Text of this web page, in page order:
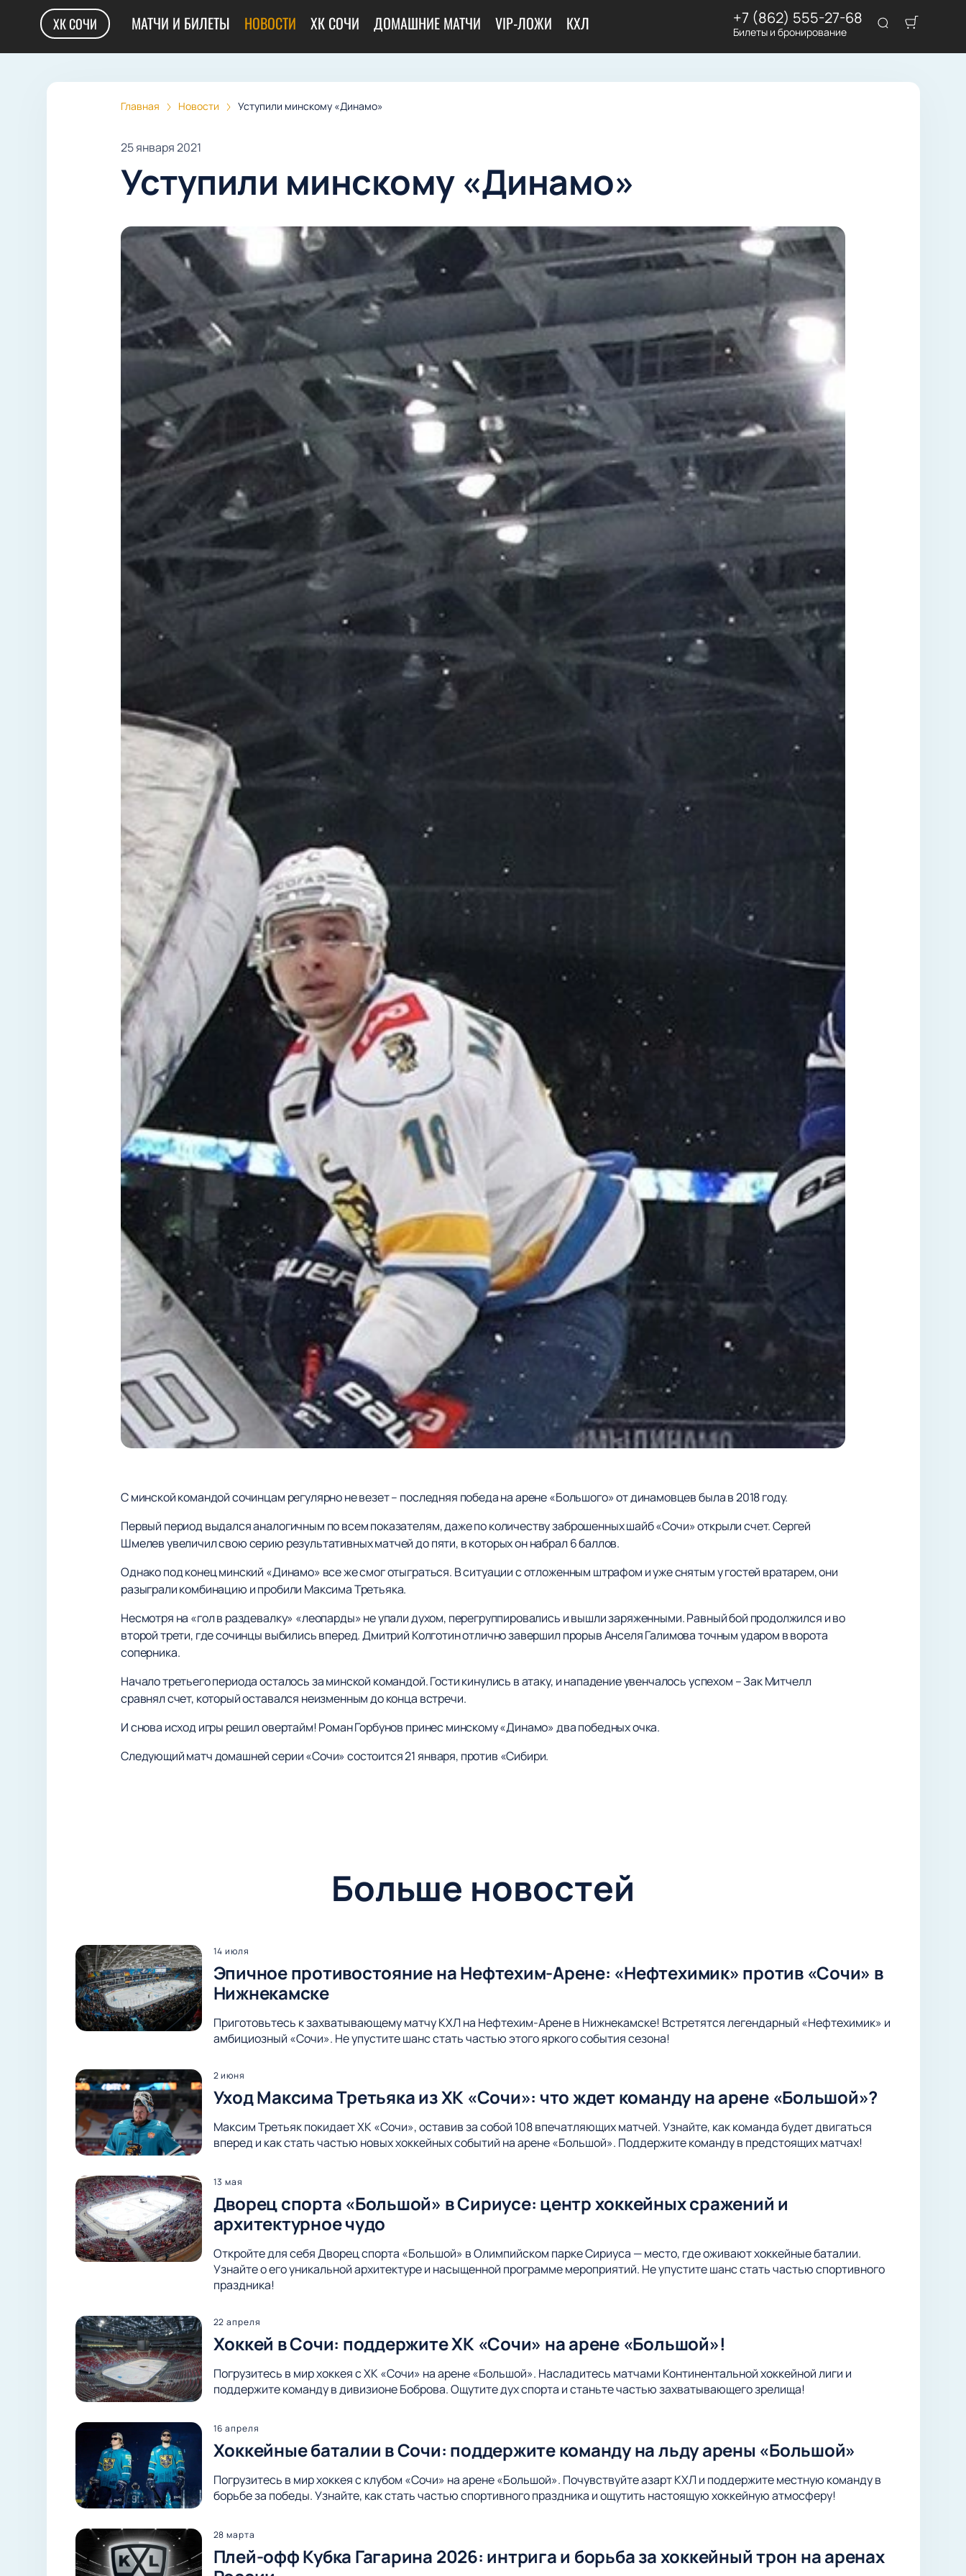
ХК СОЧИ МАТЧИ И БИЛЕТЫ НОВОСТИ ХК СОЧИ ДОМАШНИЕ МАТЧИ VIP-ЛОЖИ КХЛ +7 (862) 555-27-68
Билеты и бронирование
Главная Новости Уступили минскому «Динамо»
25 января 2021
Уступили минскому «Динамо»
С минской командой сочинцам регулярно не везет – последняя победа на арене «Большого» от динамовцев была в 2018 году.
Первый период выдался аналогичным по всем показателям, даже по количеству заброшенных шайб «Сочи» открыли счет. Сергей
Шмелев увеличил свою серию результативных матчей до пяти, в которых он набрал 6 баллов.
Однако под конец минский «Динамо» все же смог отыграться. В ситуации с отложенным штрафом и уже снятым у гостей вратарем, они
разыграли комбинацию и пробили Максима Третьяка.
Несмотря на «гол в раздевалку» «леопарды» не упали духом, перегруппировались и вышли заряженными. Равный бой продолжился и во
второй трети, где сочинцы выбились вперед. Дмитрий Колготин отлично завершил прорыв Анселя Галимова точным ударом в ворота
соперника.
Начало третьего периода осталось за минской командой. Гости кинулись в атаку, и нападение увенчалось успехом – Зак Митчелл
сравнял счет, который оставался неизменным до конца встречи.
И снова исход игры решил овертайм! Роман Горбунов принес минскому «Динамо» два победных очка.
Следующий матч домашней серии «Сочи» состоится 21 января, против «Сибири.
Больше новостей
14 июля
Эпичное противостояние на Нефтехим-Арене: «Нефтехимик» против «Сочи» в
Нижнекамске
Приготовьтесь к захватывающему матчу КХЛ на Нефтехим-Арене в Нижнекамске! Встретятся легендарный «Нефтехимик» и
амбициозный «Сочи». Не упустите шанс стать частью этого яркого события сезона!
2 июня
Уход Максима Третьяка из ХК «Сочи»: что ждет команду на арене «Большой»?
Максим Третьяк покидает ХК «Сочи», оставив за собой 108 впечатляющих матчей. Узнайте, как команда будет двигаться
вперед и как стать частью новых хоккейных событий на арене «Большой». Поддержите команду в предстоящих матчах!
13 мая
Дворец спорта «Большой» в Сириусе: центр хоккейных сражений и
архитектурное чудо
Откройте для себя Дворец спорта «Большой» в Олимпийском парке Сириуса — место, где оживают хоккейные баталии.
Узнайте о его уникальной архитектуре и насыщенной программе мероприятий. Не упустите шанс стать частью спортивного
праздника!
22 апреля
Хоккей в Сочи: поддержите ХК «Сочи» на арене «Большой»!
Погрузитесь в мир хоккея с ХК «Сочи» на арене «Большой». Насладитесь матчами Континентальной хоккейной лиги и
поддержите команду в дивизионе Боброва. Ощутите дух спорта и станьте частью захватывающего зрелища!
16 апреля
Хоккейные баталии в Сочи: поддержите команду на льду арены «Большой»
Погрузитесь в мир хоккея с клубом «Сочи» на арене «Большой». Почувствуйте азарт КХЛ и поддержите местную команду в
борьбе за победы. Узнайте, как стать частью спортивного праздника и ощутить настоящую хоккейную атмосферу!
28 марта
Плей-офф Кубка Гагарина 2026: интрига и борьба за хоккейный трон на аренах